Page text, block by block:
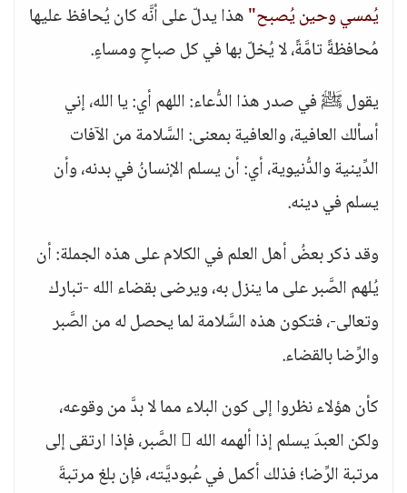
يُمسي وحين يُصبح"هذا يدلّ على أنَّه كان يُحافظ عليها
مُحافظةً تامَّةً، لا يُخلّ بها في كل صباحٍ ومساءٍ.
يقول ﷺ في صدر هذا الدُّعاء: اللهم أي: يا الله، إني
أسألك العافية، والعافية بمعنى: السَّلامة من الآفات
الدِّينية والدُّنيوية، أي: أن يسلم الإنسانُ في بدنه، وأن
يسلم في دينه.
وقد ذكر بعضُ أهل العلم في الكلام على هذه الجملة: أن
يُلهم الصَّبر على ما ينزل به، ويرضى بقضاء الله -تبارك
وتعالى-، فتكون هذه السَّلامة لما يحصل له من الصَّبر
والرِّضا بالقضاء.
كأن هؤلاء نظروا إلى كون البلاء مما لا بدَّ من وقوعه،
ولكن العبدَ يسلم إذا ألهمه الله  الصَّبر، فإذا ارتقى إلى
مرتبة الرِّضا؛ فذلك أكمل في عُبوديَّته، فإن بلغ مرتبةَ